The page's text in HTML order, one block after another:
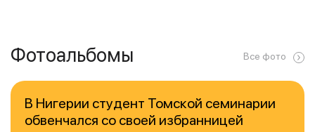
Фотоальбомы Все фото
В Нигерии студент Томской семинарии
обвенчался со своей избранницей